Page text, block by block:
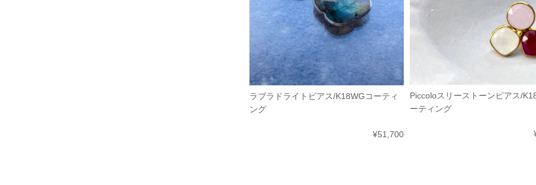
ラブラドライトピアス/K18WGコーティ
ング
¥51,700
Piccoloスリーストーンピアス/
ーティング